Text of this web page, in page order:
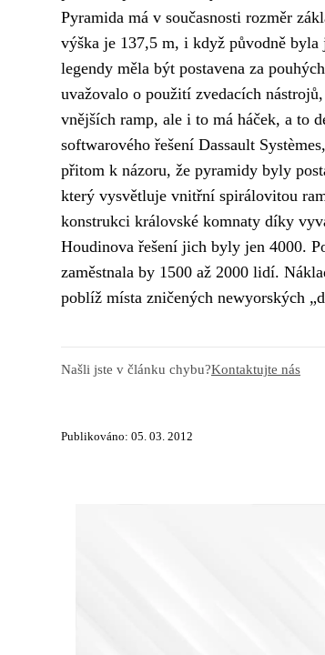
Pyramida má v současnosti rozměr
výška je 137,5 m, i když původně byla
legendy měla být postavena za
uvažovalo o použití zvedacích
vnějších ramp, ale i to má háček, a to
softwarového řešení Dassault
přitom k názoru, že pyramidy byly
který vysvětluje vnitřní spirálovitou
konstrukci královské komnaty díky
Houdinova řešení jich byly jen 4000.
zaměstnala by 1500 až 2000 lidí.
poblíž místa zničených newyorských
Našli jste v článku chybu?Kontaktujte nás
Publikováno: 05. 03. 2012